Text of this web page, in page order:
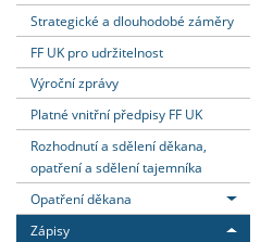
Strategické a dlouhodobé záměry
FF UK pro udržitelnost
Výroční zprávy
Platné vnitřní předpisy FF UK
Rozhodnutí a sdělení děkana,
opatření a sdělení tajemníka
Opatření děkana
Zápisy